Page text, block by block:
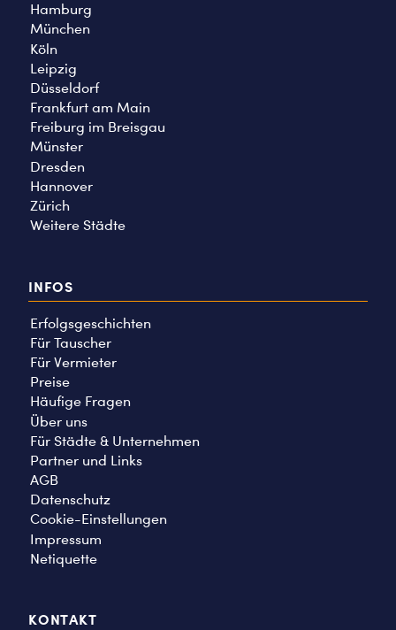
Hamburg
München
Köln
Leipzig
Düsseldorf
Frankfurt am Main
Freiburg im Breisgau
Münster
Dresden
Hannover
Zürich
Weitere Städte
INFOS
Erfolgsgeschichten
Für Tauscher
Für Vermieter
Preise
Häufige Fragen
Über uns
Für Städte & Unternehmen
Partner und Links
AGB
Datenschutz
Cookie-Einstellungen
Impressum
Netiquette
KONTAKT